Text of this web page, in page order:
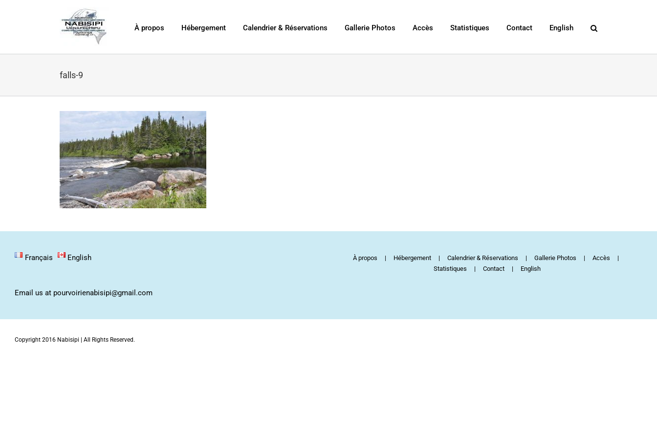
À propos Hébergement Calendrier & Réservations Gallerie Photos Accès Statistiques Contact English
falls-9
Français English
Email us at pourvoirienabisipi@gmail.com
À propos Hébergement Calendrier & Réservations Gallerie Photos
Accès
Statistiques
Contact English
Copyright 2016 Nabisipi | All Rights Reserved.